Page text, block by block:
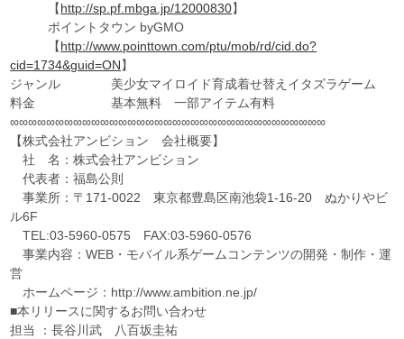
【http://sp.pf.mbga.jp/12000830】
ポイントタウン byGMO
【http://www.pointtown.com/ptu/mob/rd/cid.do?
cid=1734&guid=ON】
ジャンル 美少女マイロイド育成着せ替えイタズラゲーム
料金 基本無料 一部アイテム有料
∞∞∞∞∞∞∞∞∞∞∞∞∞∞∞∞∞∞∞∞∞∞∞∞∞∞∞∞∞∞∞∞∞∞∞
【株式会社アンビション 会社概要】
社 名：株式会社アンビション
代表者：福島公則
事業所：〒171-0022 東京都豊島区南池袋1-16-20 ぬかりやビ
ル6F
TEL:03-5960-0575 FAX:03-5960-0576
事業内容：WEB・モバイル系ゲームコンテンツの開発・制作・運
営
ホームページ：http://www.ambition.ne.jp/
■本リリースに関するお問い合わせ
担当 ：長谷川武 八百坂圭祐